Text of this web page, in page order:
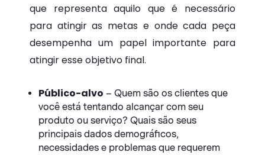
que representa aquilo que é necessário
para atingir as metas e onde cada peça
desempenha um papel importante para
atingir esse objetivo final.
Público-alvo – Quem são os clientes que
você está tentando alcançar com seu
produto ou serviço? Quais são seus
principais dados demográficos,
necessidades e problemas que requerem